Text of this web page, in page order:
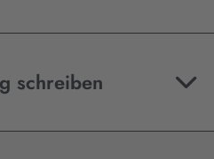
schreiben